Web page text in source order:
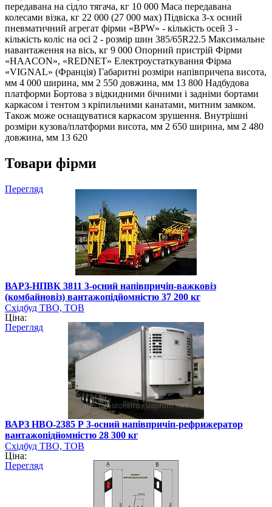
передавана на сідло тягача, кг 10 000 Маса передавана
колесами візка, кг 22 000 (27 000 мах) Підвіска 3-х осний
пневматичний агрегат фірми «BPW» - кількість осей 3 -
кількість коліс на осі 2 - розмір шин 385/65R22.5 Максимальне
навантаження на вісь, кг 9 000 Опорний пристрій Фірми
«HAACON», «REDNET» Електроустаткування Фірма
«VIGNAL» (Франція) Габаритні розміри напівпричепа висота,
мм 4 000 ширина, мм 2 550 довжина, мм 13 800 Надбудова
платформи Бортова з відкидними бічними і задніми бортами
каркасом і тентом з кріпильними канатами, митним замком.
Також може оснащуватися каркасом зрушення. Внутрішні
розміри кузова/платформи висота, мм 2 650 ширина, мм 2 480
довжина, мм 13 620
Товари фірми
Перегляд
ВАРЗ-НПВК 3811 3-осний напівпричіп-важковіз
(комбайновіз) вантажопідйомністю 37 200 кг
Східбуд ТВО, ТОВ
Ціна:
Перегляд
ВАРЗ НВО-2385 Р 3-осний напівпричіп-рефрижератор
вантажопідйомністю 28 300 кг
Східбуд ТВО, ТОВ
Ціна:
Перегляд